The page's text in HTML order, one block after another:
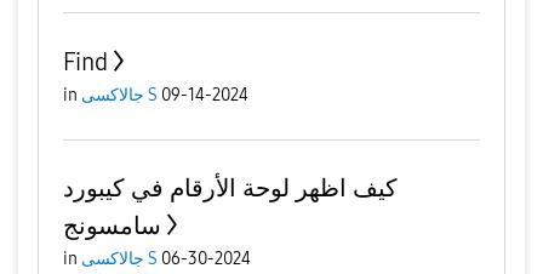
Find
in جالاكسى S 09-14-2024
كيف اظهر لوحة الأرقام في كيبورد
سامسونج
in جالاكسى S 06-30-2024